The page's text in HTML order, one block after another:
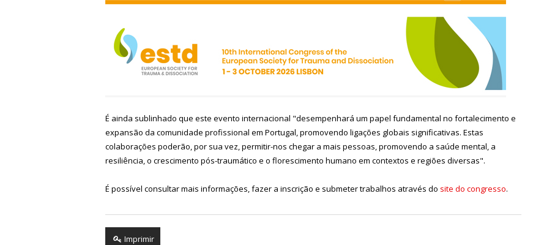
É ainda sublinhado que este evento internacional "desempenhará um papel fundamental no fortalecimento e
expansão da comunidade profissional em Portugal, promovendo ligações globais significativas. Estas
colaborações poderão, por sua vez, permitir-nos chegar a mais pessoas, promovendo a saúde mental, a
resiliência, o crescimento pós-traumático e o florescimento humano em contextos e regiões diversas".
É possível consultar mais informações, fazer a inscrição e submeter trabalhos através do site do congresso.
Imprimir